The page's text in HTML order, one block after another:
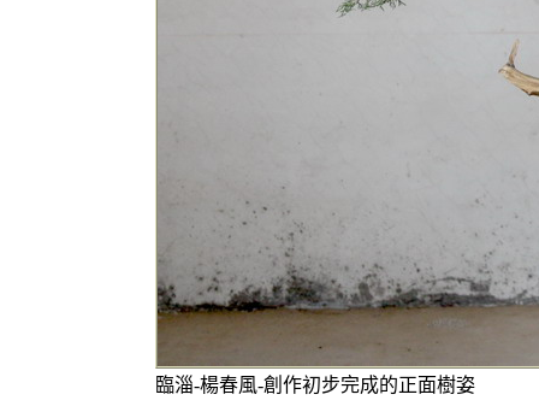
臨淄-楊春風-創作初步完成的正面樹姿